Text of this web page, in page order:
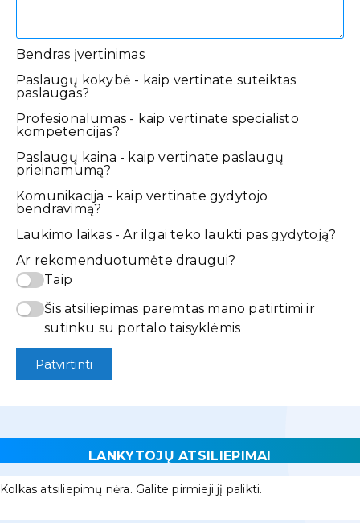
Bendras įvertinimas
Paslaugų kokybė - kaip vertinate suteiktas
paslaugas?
Profesionalumas - kaip vertinate specialisto
kompetencijas?
Paslaugų kaina - kaip vertinate paslaugų
prieinamumą?
Komunikacija - kaip vertinate gydytojo
bendravimą?
Laukimo laikas - Ar ilgai teko laukti pas gydytoją?
Ar rekomenduotumėte draugui?
Taip
Šis atsiliepimas paremtas mano patirtimi ir
sutinku su portalo taisyklėmis
Patvirtinti
LANKYTOJŲ ATSILIEPIMAI
Kolkas atsiliepimų nėra. Galite pirmieji jį palikti.